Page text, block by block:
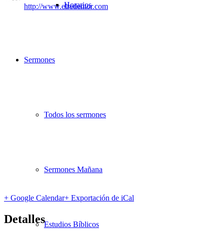
Horarios
Sermones
Todos los sermones
Sermones Mañana
Estudios Bíblicos
http://www.elredentor.com
+ Google Calendar+ Exportación de iCal
Detalles